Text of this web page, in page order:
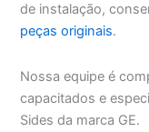
de instalação,
peças originais.
Nossa equipe é
capacitados e
Sides da marca GE.